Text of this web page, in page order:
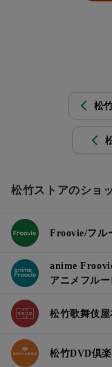
松
松竹ストアのショ
Froovie/フル
anime
アニメフルー
松竹歌舞伎屋
松竹DVD倶